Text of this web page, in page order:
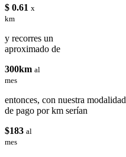
$ 0.61 x
km
y recorres un
aproximado de
300km al
mes
entonces, con nuestra modalidad
de pago por km serían
$183 al
mes